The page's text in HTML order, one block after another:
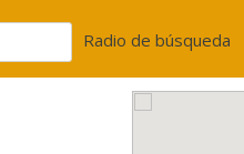
Radio de búsqueda